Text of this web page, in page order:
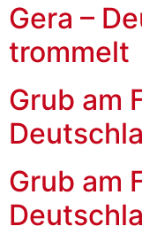
Gera –
trommelt
Grub am
Grub am